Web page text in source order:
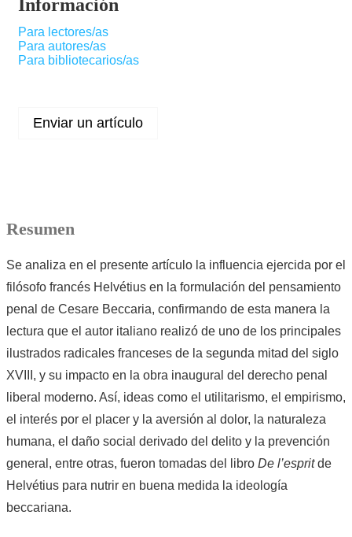
Información
Para lectores/as
Para autores/as
Para bibliotecarios/as
Enviar un artículo
Resumen
Se analiza en el presente artículo la influencia ejercida por el
filósofo francés Helvétius en la formulación del pensamiento
penal de Cesare Beccaria, confirmando de esta manera la
lectura que el autor italiano realizó de uno de los principales
ilustrados radicales franceses de la segunda mitad del siglo
XVIII, y su impacto en la obra inaugural del derecho penal
liberal moderno. Así, ideas como el utilitarismo, el empirismo,
el interés por el placer y la aversión al dolor, la naturaleza
humana, el daño social derivado del delito y la prevención
general, entre otras, fueron tomadas del libro De l’espritde
Helvétius para nutrir en buena medida la ideología
beccariana.